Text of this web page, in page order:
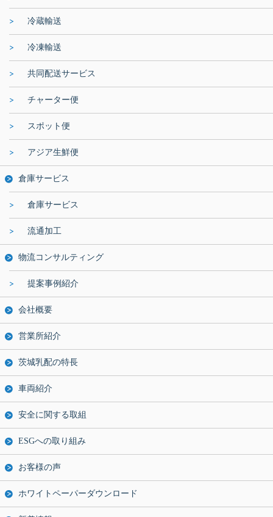
冷蔵輸送
冷凍輸送
共同配送サービス
チャーター便
スポット便
アジア生鮮便
倉庫サービス
倉庫サービス
流通加工
物流コンサルティング
提案事例紹介
会社概要
営業所紹介
茨城乳配の特長
車両紹介
安全に関する取組
ESGへの取り組み
お客様の声
ホワイトペーパーダウンロード